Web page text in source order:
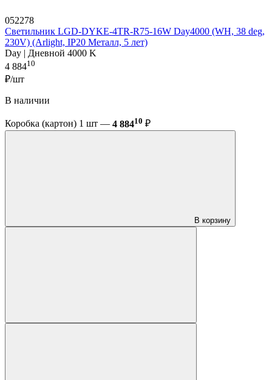
052278
Светильник LGD-DYKE-4TR-R75-16W Day4000 (WH, 38 deg,
230V) (Arlight, IP20 Металл, 5 лет)
Day | Дневной 4000 K
4 88410
₽/шт
В наличии
Коробка (картон) 1 шт — 4 88410 ₽
В корзину